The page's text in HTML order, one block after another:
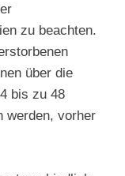
zu beachten.
über die
bis zu 48
werden, vorher